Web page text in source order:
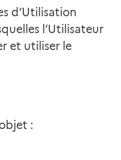
d’Utilisation
l’Utilisateur
et utiliser le
: